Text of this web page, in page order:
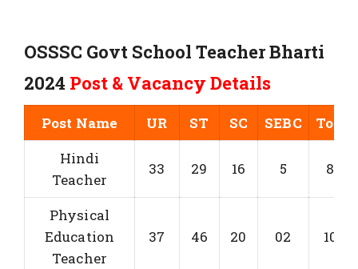
OSSSC Govt School Teacher Bharti
2024 Post & Vacancy Details
Post Name UR ST SC SEBC
Total
Hindi
Teacher
33 29 16 5 83
Physical
Education
Teacher
37 46 20 02 105